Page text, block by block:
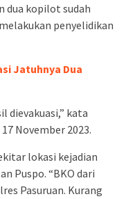
dua kopilot sudah
penyelidikan
Jatuhnya Dua
dievakuasi,” kata
November 2023.
lokasi kejadian
Puspo. “BKO dari
Pasuruan. Kurang